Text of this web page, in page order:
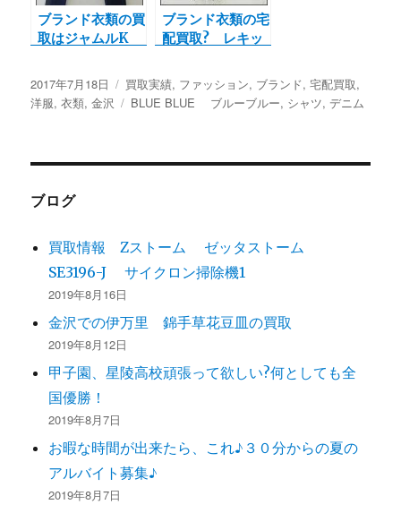
ブランド衣類の買
取はジャムルK
デニム パンツ 裾
チャック
ブランド衣類の宅
配買取? レキッ
バ ドットフレ
ア ワンピースを
買取させて頂きま
投
稿
2017年7月18日
カ
テ
ー
買取実績, ファッション, ブランド,宅配買取,
洋服,衣類,金沢
タ
BLUE BLUE ブルーブルー, シャツ,デニム
ブログ
買取情報 Zストーム ゼッタストーム
SE3196-J サイクロン掃除機1
2019年8月16日
金沢での伊万里 錦手草花豆皿の買取
2019年8月12日
甲子園、星陵高校頑張って欲しい?何としても全
国優勝！
2019年8月7日
お暇な時間が出来たら、これ♪３０分からの夏の
アルバイト募集♪
2019年8月7日